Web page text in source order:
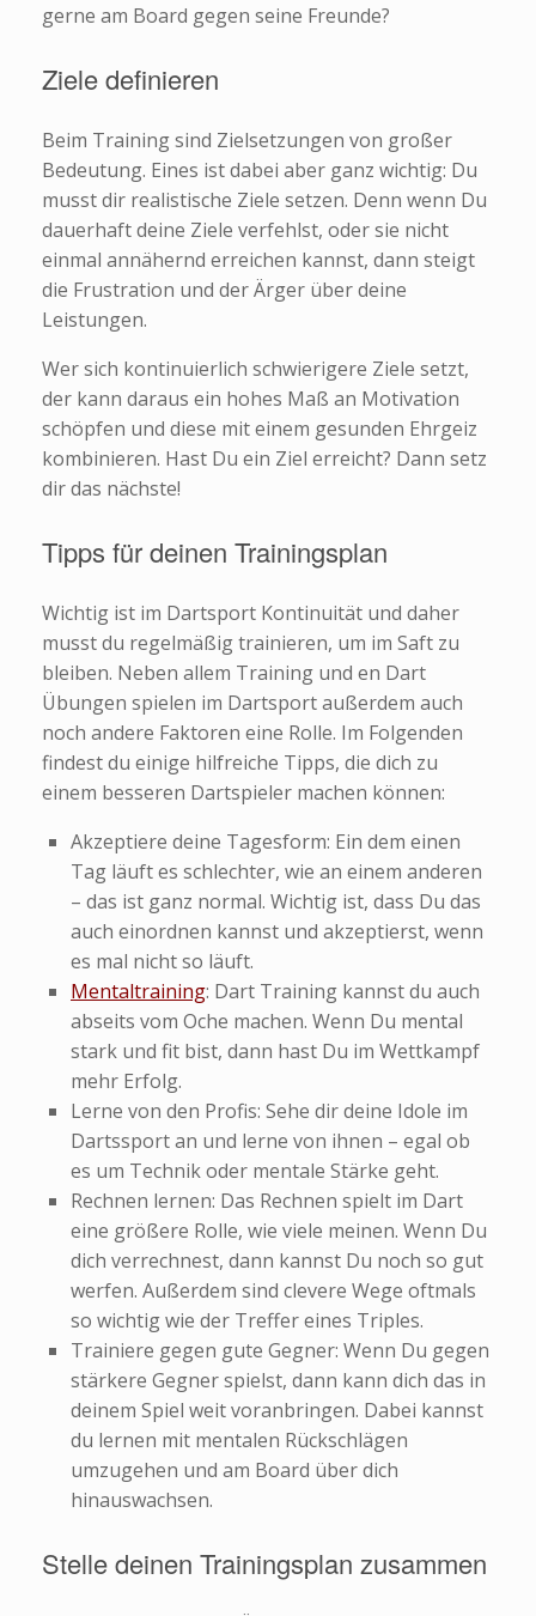
gerne am Board gegen seine Freunde?
Ziele definieren
Beim Training sind Zielsetzungen von großer
Bedeutung. Eines ist dabei aber ganz wichtig: Du
musst dir realistische Ziele setzen. Denn wenn Du
dauerhaft deine Ziele verfehlst, oder sie nicht
einmal annähernd erreichen kannst, dann steigt
die Frustration und der Ärger über deine
Leistungen.
Wer sich kontinuierlich schwierigere Ziele setzt,
der kann daraus ein hohes Maß an Motivation
schöpfen und diese mit einem gesunden Ehrgeiz
kombinieren. Hast Du ein Ziel erreicht? Dann setz
dir das nächste!
Tipps für deinen Trainingsplan
Wichtig ist im Dartsport Kontinuität und daher
musst du regelmäßig trainieren, um im Saft zu
bleiben. Neben allem Training und en Dart
Übungen spielen im Dartsport außerdem auch
noch andere Faktoren eine Rolle. Im Folgenden
findest du einige hilfreiche Tipps, die dich zu
einem besseren Dartspieler machen können:
Akzeptiere deine Tagesform: Ein dem einen
Tag läuft es schlechter, wie an einem anderen
– das ist ganz normal. Wichtig ist, dass Du das
auch einordnen kannst und akzeptierst, wenn
es mal nicht so läuft.
Mentaltraining: Dart Training kannst du auch
abseits vom Oche machen. Wenn Du mental
stark und fit bist, dann hast Du im Wettkampf
mehr Erfolg.
Lerne von den Profis: Sehe dir deine Idole im
Dartssport an und lerne von ihnen – egal ob
es um Technik oder mentale Stärke geht.
Rechnen lernen: Das Rechnen spielt im Dart
eine größere Rolle, wie viele meinen. Wenn Du
dich verrechnest, dann kannst Du noch so gut
werfen. Außerdem sind clevere Wege oftmals
so wichtig wie der Treffer eines Triples.
Trainiere gegen gute Gegner: Wenn Du gegen
stärkere Gegner spielst, dann kann dich das in
deinem Spiel weit voranbringen. Dabei kannst
du lernen mit mentalen Rückschlägen
umzugehen und am Board über dich
hinauswachsen.
Stelle deinen Trainingsplan zusammen